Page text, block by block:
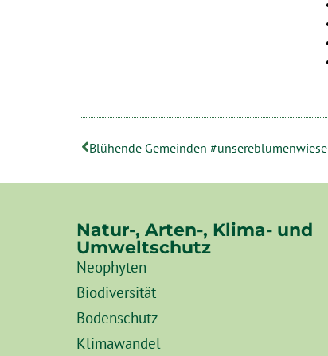
Blühende Gemeinden #unsereblumenwiese
Natur-, Arten-, Klima- und
Umweltschutz
Neophyten
Biodiversität
Bodenschutz
Klimawandel